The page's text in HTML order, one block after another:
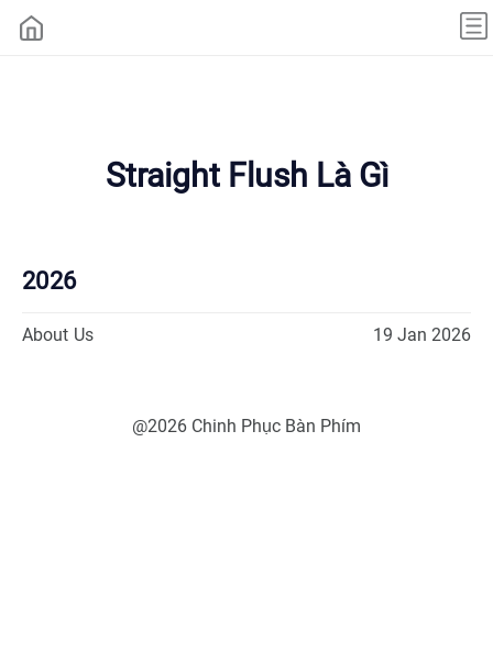
Straight Flush Là Gì
2026
About Us 19 Jan 2026
@2026 Chinh Phục Bàn Phím